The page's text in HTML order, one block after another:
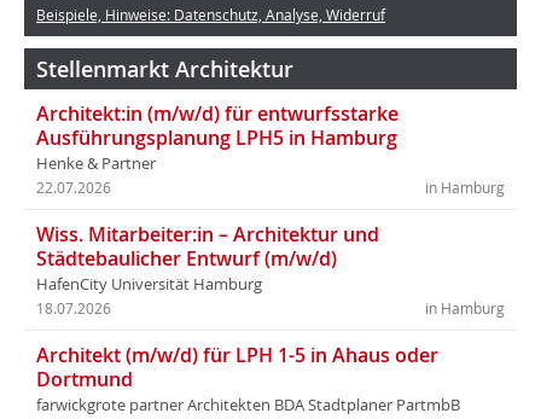
Beispiele, Hinweise: Datenschutz, Analyse, Widerruf
Stellenmarkt Architektur
Architekt:in (m/w/d) für entwurfsstarke
Ausführungsplanung LPH5 in Hamburg
Henke & Partner
in Hamburg
22.07.2026
Wiss. Mitarbeiter:in – Architektur und
Städtebaulicher Entwurf (m/w/d)
HafenCity Universität Hamburg
in Hamburg
18.07.2026
Architekt (m/w/d) für LPH 1-5 in Ahaus oder
Dortmund
farwickgrote partner Architekten BDA Stadtplaner PartmbB